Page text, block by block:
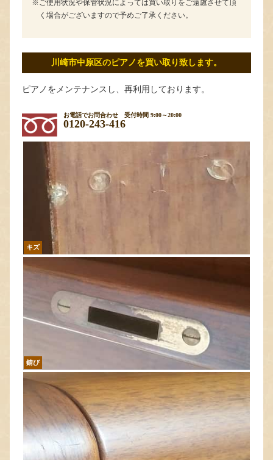
ご使用状況や保管状況によっては買い取りをご遠慮させて頂
く場合がございますので予めご了承ください。
川崎市中原区のピアノを買い取り致します。
ピアノをメンテナンスし、再利用しております。
お電話でお問合わせ 受付時間 9:00～20:00
0120-243-416
キズ
錆び